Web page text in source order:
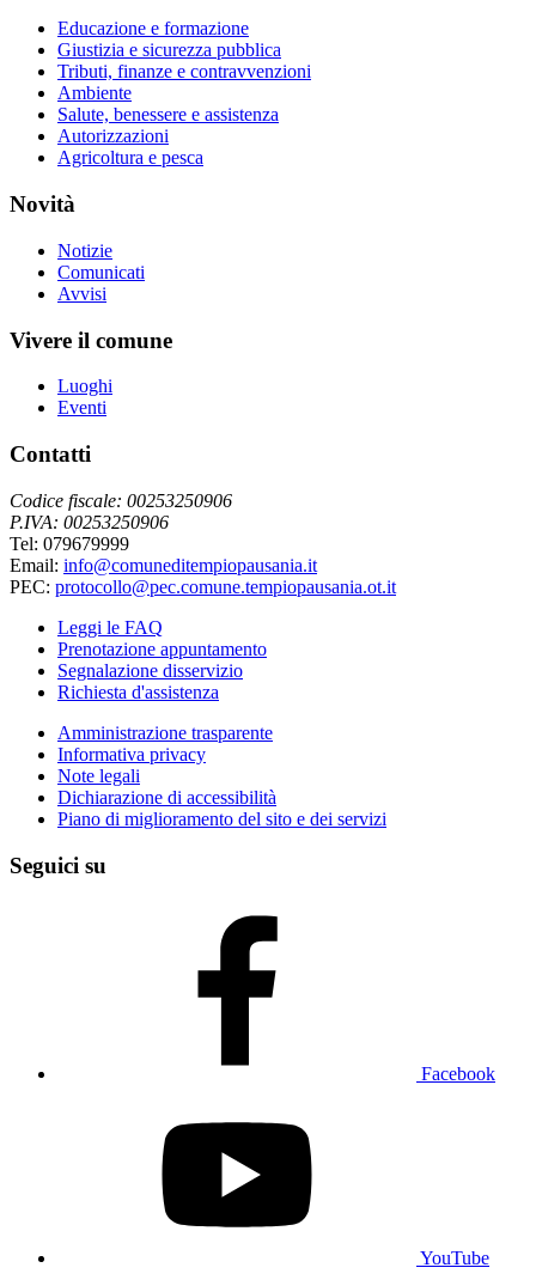
Educazione e formazione
Giustizia e sicurezza pubblica
Tributi, finanze e contravvenzioni
Ambiente
Salute, benessere e assistenza
Autorizzazioni
Agricoltura e pesca
Novità
Notizie
Comunicati
Avvisi
Vivere il comune
Luoghi
Eventi
Contatti
Codice fiscale: 00253250906
P.IVA: 00253250906
Tel: 079679999
Email: info@comuneditempiopausania.it
PEC: protocollo@pec.comune.tempiopausania.ot.it
Leggi le FAQ
Prenotazione appuntamento
Segnalazione disservizio
Richiesta d'assistenza
Amministrazione trasparente
Informativa privacy
Note legali
Dichiarazione di accessibilità
Piano di miglioramento del sito e dei servizi
Seguici su
Facebook
YouTube